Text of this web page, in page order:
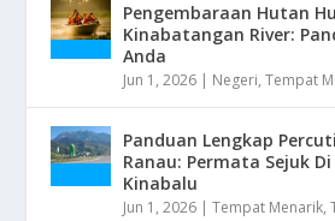
Pengembaraan Hutan
Kinabatangan River:
Anda
Jun 1, 2026 Negeri,Tempat
Panduan Lengkap
Ranau: Permata Sejuk
Kinabalu
Jun 1, 2026 |Tempat Menarik,